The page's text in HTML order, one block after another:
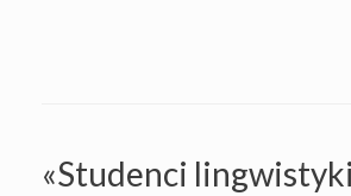
«Studenci lingwistyki